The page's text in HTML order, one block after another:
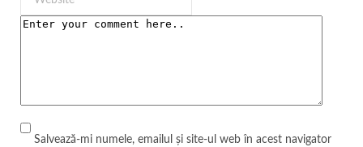
Salvează-mi numele, emailul și site-ul web în acest navigator